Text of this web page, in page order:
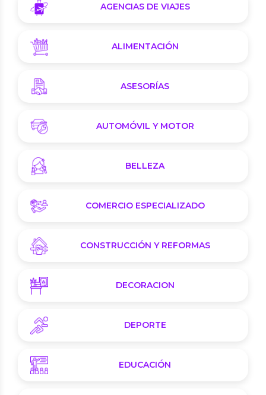
AGENCIAS DE VIAJES
ALIMENTACIÓN
ASESORÍAS
AUTOMÓVIL Y MOTOR
BELLEZA
COMERCIO ESPECIALIZADO
CONSTRUCCIÓN Y REFORMAS
DECORACION
DEPORTE
EDUCACIÓN